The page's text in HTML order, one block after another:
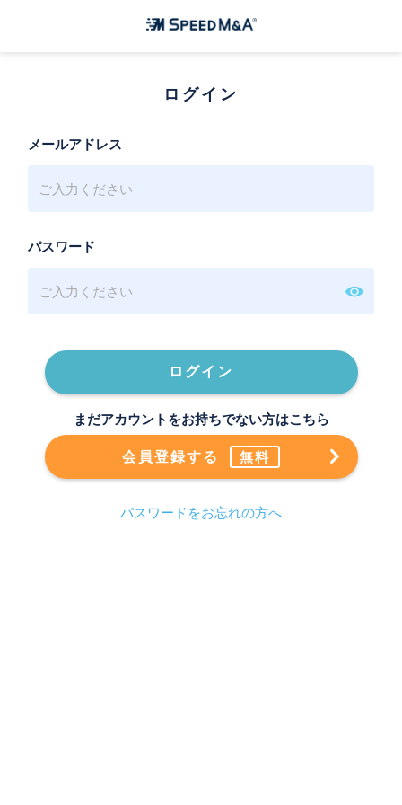
ログイン
メールアドレス
パスワード
ログイン
まだアカウントをお持ちでない方はこちら
会員登録する 無料
パスワードをお忘れの方へ